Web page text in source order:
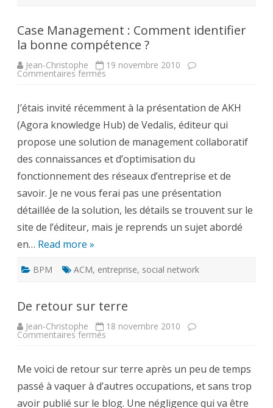
Case Management : Comment identifier
la bonne compétence ?
Jean-Christophe 19 novembre 2010
Commentaires fermés
Comment
identifier
la
bonne
compétence
?
J’étais invité récemment à la présentation de AKH
(Agora knowledge Hub) de Vedalis, éditeur qui
propose une solution de management collaboratif
des connaissances et d’optimisation du
fonctionnement des réseaux d’entreprise et de
savoir. Je ne vous ferai pas une présentation
détaillée de la solution, les détails se trouvent sur le
site de l’éditeur, mais je reprends un sujet abordé
en… Read more »
BPM ACM, entreprise, social network
De retour sur terre
Jean-Christophe 18 novembre 2010
Commentaires fermés
terre
Me voici de retour sur terre après un peu de temps
passé à vaquer à d’autres occupations, et sans trop
avoir publié sur le blog. Une négligence qui va être